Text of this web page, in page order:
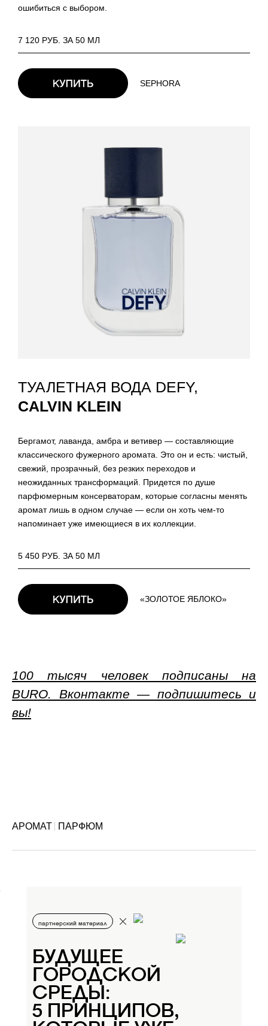
ошибиться с выбором.
7 120 РУБ. ЗА 50 МЛ
SEPHORA
ТУАЛЕТНАЯ ВОДА DEFY,
CALVIN KLEIN
Бергамот, лаванда, амбра и ветивер — составляющие
классического фужерного аромата. Это он и есть: чистый,
свежий, прозрачный, без резких переходов и
неожиданных трансформаций. Придется по душе
парфюмерным консерваторам, которые согласны менять
аромат лишь в одном случае — если он хоть чем-то
напоминает уже имеющиеся в их коллекции.
5 450 РУБ. ЗА 50 МЛ
«ЗОЛОТОЕ ЯБЛОКО»
100 тысяч человек подписаны на
BURO. Вконтакте — подпишитесь и
вы!
АРОМАТ ПАРФЮМ
партнерский материал
БУДУЩЕЕ
ГОРОДСКОЙ
СРЕДЫ:
5 ПРИНЦИПОВ,